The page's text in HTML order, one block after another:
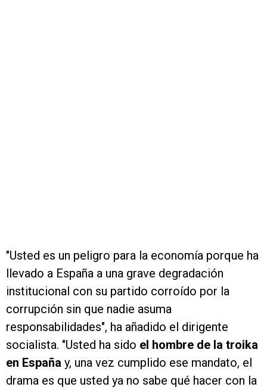
"Usted es un peligro para la economía porque ha
llevado a España a una grave degradación
institucional con su partido corroído por la
corrupción sin que nadie asuma
responsabilidades", ha añadido el dirigente
socialista. "Usted ha sido el hombre de la troika
en España y, una vez cumplido ese mandato, el
drama es que usted ya no sabe qué hacer con la